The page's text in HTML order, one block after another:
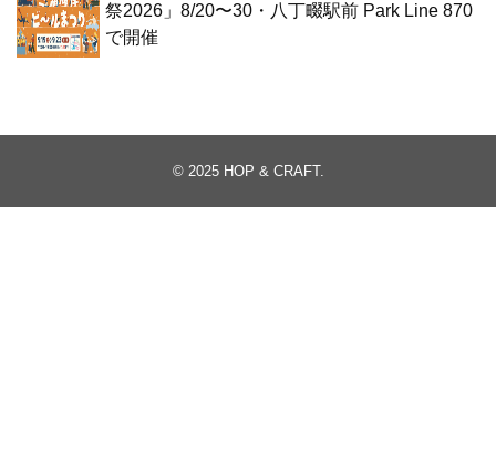
祭2026」8/20〜30・八丁畷駅前 Park Line 870
で開催
© 2025 HOP & CRAFT.